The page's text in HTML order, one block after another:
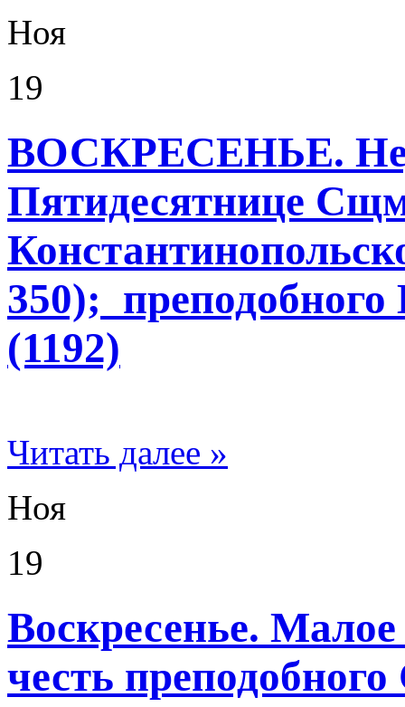
Ноя
19
ВОСКРЕСЕНЬЕ.
Пятидесятнице
350);
(1192)
Читать далее »
Ноя
19
Воскресенье.
честь